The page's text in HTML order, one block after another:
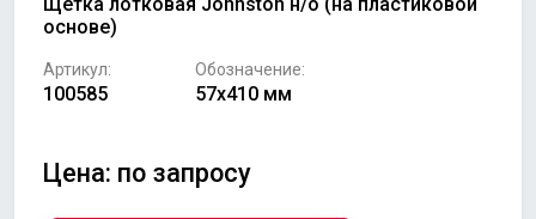
основе)
Артикул:
100585
Обозначение:
57х410 мм
Цена: по запросу